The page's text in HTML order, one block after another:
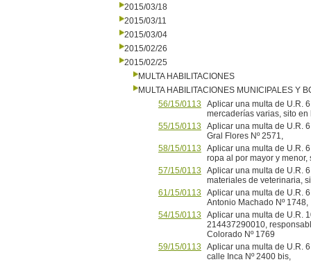
2015/03/18
2015/03/11
2015/03/04
2015/02/26
2015/02/25
MULTA HABILITACIONES
MULTA HABILITACIONES MUNICIPALES Y
56/15/0113
Aplicar una multa de U.R.
mercaderías varias, sito
55/15/0113
Aplicar una multa de U.R.
Gral Flores Nº 2571,
58/15/0113
Aplicar una multa de U.R.
ropa al por mayor y
57/15/0113
Aplicar una multa de U.R.
materiales de veterinaria,
61/15/0113
Aplicar una multa de U.R.
Antonio Machado Nº 1748,
54/15/0113
Aplicar una multa de U.R.
214437290010,
Colorado Nº 1769
59/15/0113
Aplicar una multa de U.R.
calle Inca Nº 2400 bis,